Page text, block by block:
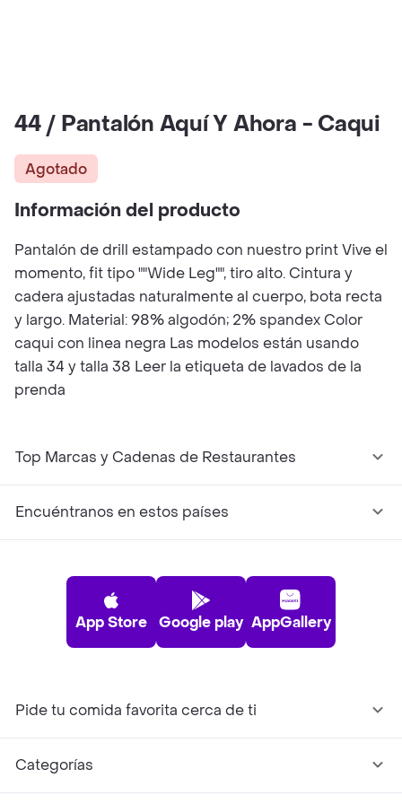
44 / Pantalón Aquí Y Ahora - Caqui
Agotado
Información del producto
Pantalón de drill estampado con nuestro print Vive el
momento, fit tipo ""Wide Leg"", tiro alto. Cintura y
cadera ajustadas naturalmente al cuerpo, bota recta
y largo. Material: 98% algodón; 2% spandex Color
caqui con linea negra Las modelos están usando
talla 34 y talla 38 Leer la etiqueta de lavados de la
prenda
Top Marcas y Cadenas de Restaurantes
Encuéntranos en estos países
App Store Google play AppGallery
Pide tu comida favorita cerca de ti
Categorías